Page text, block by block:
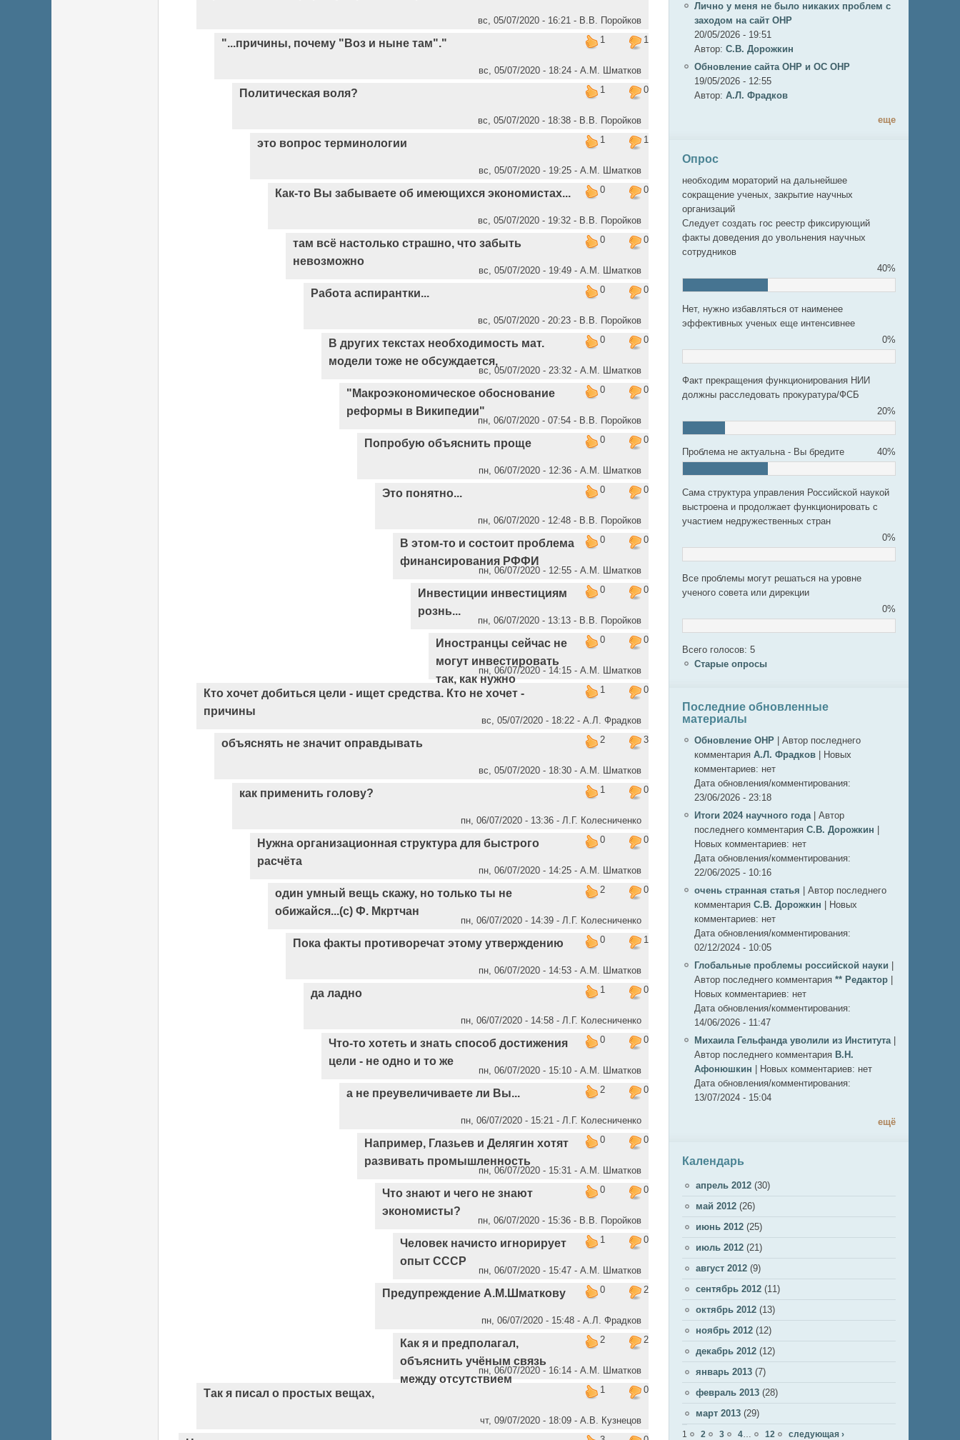
вс, 05/07/2020 - 16:21 - В.В. Поройков
1
1
"...причины, почему "Воз и ныне там"."
вс, 05/07/2020 - 18:24 - А.М. Шматков
1
0
Политическая воля?
вс, 05/07/2020 - 18:38 - В.В. Поройков
1
1
это вопрос терминологии
вс, 05/07/2020 - 19:25 - А.М. Шматков
0
0
Как-то Вы забываете об имеющихся экономистах...
вс, 05/07/2020 - 19:32 - В.В. Поройков
0
0
там всё настолько страшно, что забыть
невозможно
вс, 05/07/2020 - 19:49 - А.М. Шматков
0
0
Работа аспирантки...
вс, 05/07/2020 - 20:23 - В.В. Поройков
0
0
В других текстах необходимость мат.
модели тоже не обсуждается,
вс, 05/07/2020 - 23:32 - А.М. Шматков
0
0
"Макроэкономическое обоснование
реформы в Википедии"
пн, 06/07/2020 - 07:54 - В.В. Поройков
0
0
Попробую объяснить проще
пн, 06/07/2020 - 12:36 - А.М. Шматков
0
0
Это понятно...
пн, 06/07/2020 - 12:48 - В.В. Поройков
0
0
В этом-то и состоит проблема
финансирования РФФИ
пн, 06/07/2020 - 12:55 - А.М. Шматков
0
0
Инвестиции инвестициям
рознь...
пн, 06/07/2020 - 13:13 - В.В. Поройков
0
0
Иностранцы сейчас не
могут инвестировать
так, как нужно
пн, 06/07/2020 - 14:15 - А.М. Шматков
1
0
Кто хочет добиться цели - ищет средства. Кто не хочет -
причины
вс, 05/07/2020 - 18:22 - А.Л. Фрадков
2
3
объяснять не значит оправдывать
вс, 05/07/2020 - 18:30 - А.М. Шматков
1
0
как применить голову?
пн, 06/07/2020 - 13:36 - Л.Г. Колесниченко
0
0
Нужна организационная структура для быстрого
расчёта
пн, 06/07/2020 - 14:25 - А.М. Шматков
2
0
один умный вещь скажу, но только ты не
обижайся...(с) Ф. Мкртчан
пн, 06/07/2020 - 14:39 - Л.Г. Колесниченко
0
1
Пока факты противоречат этому утверждению
пн, 06/07/2020 - 14:53 - А.М. Шматков
1
0
да ладно
пн, 06/07/2020 - 14:58 - Л.Г. Колесниченко
0
0
Что-то хотеть и знать способ достижения
цели - не одно и то же
пн, 06/07/2020 - 15:10 - А.М. Шматков
2
0
а не преувеличиваете ли Вы...
пн, 06/07/2020 - 15:21 - Л.Г. Колесниченко
0
0
Например, Глазьев и Делягин хотят
развивать промышленность
пн, 06/07/2020 - 15:31 - А.М. Шматков
0
0
Что знают и чего не знают
экономисты?
пн, 06/07/2020 - 15:36 - В.В. Поройков
1
0
Человек начисто игнорирует
опыт СССР
пн, 06/07/2020 - 15:47 - А.М. Шматков
0
2
Предупреждение А.М.Шматкову
пн, 06/07/2020 - 15:48 - А.Л. Фрадков
2
2
Как я и предполагал,
объяснить учёным связь
между отсутствием
пн, 06/07/2020 - 16:14 - А.М. Шматков
1
0
Так я писал о простых вещах,
чт, 09/07/2020 - 18:09 - А.В. Кузнецов
Лично у меня не было никаких проблем с
заходом на сайт ОНР
20/05/2026 - 19:51
Автор: С.В. Дорожкин
Обновление сайта ОНР и ОС ОНР
19/05/2026 - 12:55
Автор: А.Л. Фрадков
еще
Опрос
необходим мораторий на дальнейшее
сокращение ученых, закрытие научных
организаций
Следует создать гос реестр фиксирующий
факты доведения до увольнения научных
сотрудников
40%
Нет, нужно избавляться от наименее
эффективных ученых еще интенсивнее
0%
Факт прекращения функционирования НИИ
должны расследовать прокуратура/ФСБ
20%
Проблема не актуальна - Вы бредите 40%
Сама структура управления Российской наукой
выстроена и продолжает функционировать с
участием недружественных стран
0%
Все проблемы могут решаться на уровне
ученого совета или дирекции
0%
Всего голосов: 5
Старые опросы
Последние обновленные
материалы
Обновление ОНР
Автор последнего
комментария А.Л. Фрадков
Новых
комментариев: нет
Дата обновления/комментирования:
23/06/2026 - 23:18
Итоги 2024 научного года
Автор
последнего комментария С.В. Дорожкин
Новых комментариев: нет
Дата обновления/комментирования:
22/06/2025 - 10:16
очень странная статья
Автор последнего
комментария С.В. Дорожкин
Новых
комментариев: нет
Дата обновления/комментирования:
02/12/2024 - 10:05
Глобальные проблемы российской науки
Автор последнего комментария ** Редактор
Новых комментариев: нет
Дата обновления/комментирования:
14/06/2026 - 11:47
Михаила Гельфанда уволили из Института
Автор последнего комментария В.Н.
Афонюшкин
Новых комментариев: нет
Дата обновления/комментирования:
13/07/2024 - 15:04
ещё
Календарь
апрель 2012 (30)
май 2012 (26)
июнь 2012 (25)
июль 2012 (21)
август 2012 (9)
сентябрь 2012 (11)
октябрь 2012 (13)
ноябрь 2012 (12)
декабрь 2012 (12)
январь 2013 (7)
февраль 2013 (28)
март 2013 (29)
Страницы
1 2 3 4 12 следующая ›